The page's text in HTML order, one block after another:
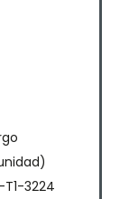
T1-3224